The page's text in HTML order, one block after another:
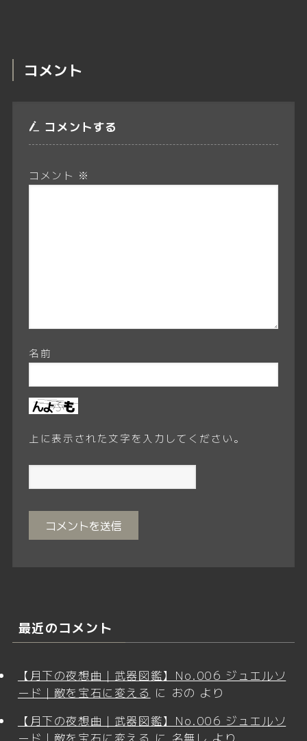
コメント
コメントする
コメント ※
名前
上に表示された文字を入力してください。
最近のコメント
【月下の夜想曲｜武器図鑑】No.006 ジュエルソ
ード｜敵を宝石に変える に おの より
【月下の夜想曲｜武器図鑑】No.006 ジュエルソ
ード｜敵を宝石に変える に 名無し より